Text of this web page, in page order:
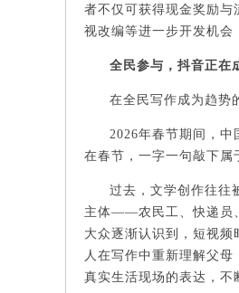
者不仅可获得现金奖励与
视改编等进一步开发机会
全民参与，抖音正在
在全民写作成为趋势
2026年春节期间，中
在春节，一字一句敲下属
过去，文学创作往往
主体——农民工、快递员
大众逐渐认识到，短视
人在写作中重新理解父
真实生活现场的表达，不